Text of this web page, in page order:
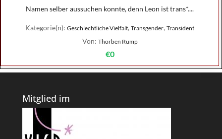
Namen selber aussuchen konnte, denn Leon ist trans*....
Kategorie(n): Geschlechtliche Vielfalt, Transgender, Transident
Von: Thorben Rump
€0
Mitglied im